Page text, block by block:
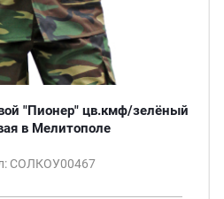
"Пионер" цв.кмф/зелёный
в Мелитополе
СОЛКОУ00467